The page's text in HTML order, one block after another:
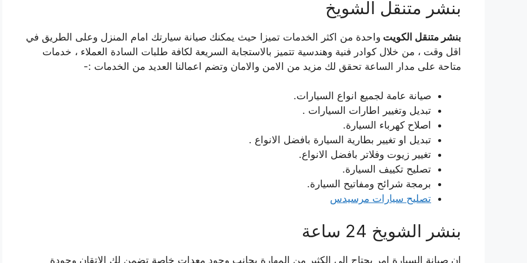
بنشر متنقل الشويخ
بنشر متنقل الكويت واحدة من اكثر الخدمات تميزا حيث يمكنك صيانة سيارتك امام المنزل وعلى الطريق في
اقل وقت ، من خلال كوادر فنية وهندسية تتميز بالاستجابة السريعة لكافة طلبات السادة العملاء ، خدمات
متاحة على مدار الساعة تحقق لك مزيد من الامن والامان وتضم اعمالنا العديد من الخدمات :-
صيانة عامة لجميع انواع السيارات.
تبديل وتغيير اطارات السيارات .
اصلاح كهرباء السيارة.
تبديل او تغيير بطارية السيارة بافضل الانواع .
تغيير زيوت وفلاتر بافضل الانواع.
تصليح تكييف السيارة.
برمجة شرائح ومفاتيح السيارة.
تصليح سيارات مرسيدس
بنشر الشويخ 24 ساعة
ان صيانة السيارة امر يحتاج الى الكثير من المهارة بجانب وجود معدات خاصة تضمن لك الاتقان وجودة